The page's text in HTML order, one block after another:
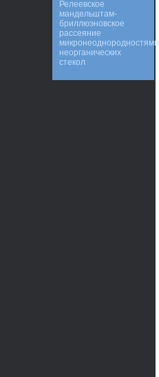
Релеевское
мандельштам-
бриллюэновское
рассеяние
микронеоднородностями
неорганических
стекол